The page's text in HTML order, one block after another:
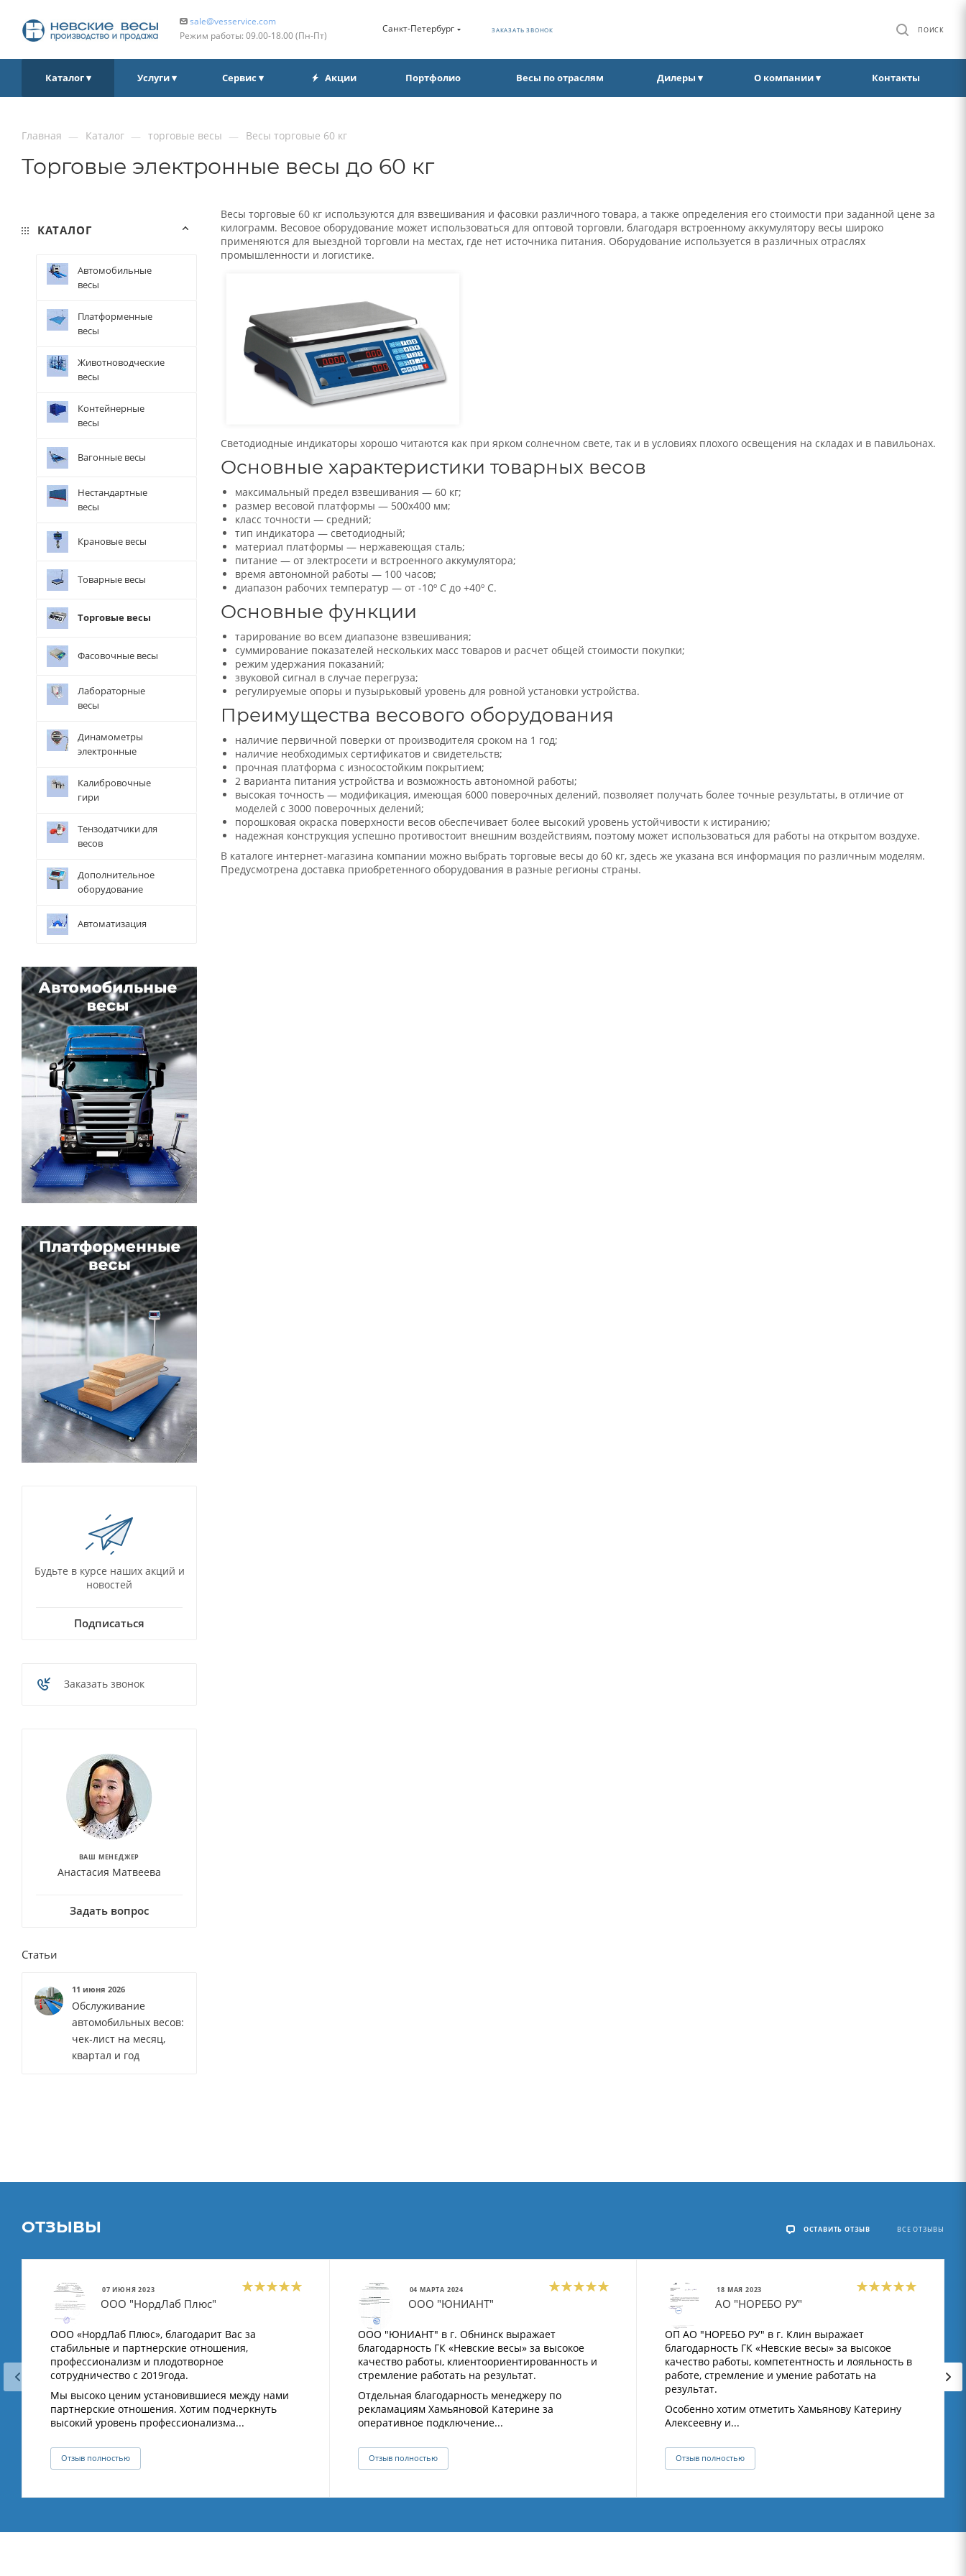
sale@vesservice.com
Режим работы: 09.00‑18.00 (Пн‑Пт)
Санкт-Петербург ЗАКАЗАТЬ ЗВОНОК ПОИСК
Каталог ▾ Услуги ▾ Сервис ▾ Акции Портфолио Весы по отраслям Дилеры ▾ О компании ▾ Контакты
Главная — Каталог — торговые весы — Весы торговые 60 кг
Торговые электронные весы до 60 кг
Весы торговые 60 кг используются для взвешивания и фасовки различного товара, а также определения его стоимости при заданной цене за
килограмм. Весовое оборудование может использоваться для оптовой торговли, благодаря встроенному аккумулятору весы широко
применяются для выездной торговли на местах, где нет источника питания. Оборудование используется в различных отраслях
промышленности и логистике.
Светодиодные индикаторы хорошо читаются как при ярком солнечном свете, так и в условиях плохого освещения на складах и в павильонах.
Основные характеристики товарных весов
максимальный предел взвешивания — 60 кг;
размер весовой платформы — 500х400 мм;
класс точности — средний;
тип индикатора — светодиодный;
материал платформы — нержавеющая сталь;
питание — от электросети и встроенного аккумулятора;
время автономной работы — 100 часов;
диапазон рабочих температур — от -10º С до +40º С.
Основные функции
тарирование во всем диапазоне взвешивания;
суммирование показателей нескольких масс товаров и расчет общей стоимости покупки;
режим удержания показаний;
звуковой сигнал в случае перегруза;
регулируемые опоры и пузырьковый уровень для ровной установки устройства.
Преимущества весового оборудования
наличие первичной поверки от производителя сроком на 1 год;
наличие необходимых сертификатов и свидетельств;
прочная платформа с износостойким покрытием;
2 варианта питания устройства и возможность автономной работы;
высокая точность — модификация, имеющая 6000 поверочных делений, позволяет получать более точные результаты, в отличие от
моделей с 3000 поверочных делений;
порошковая окраска поверхности весов обеспечивает более высокий уровень устойчивости к истиранию;
надежная конструкция успешно противостоит внешним воздействиям, поэтому может использоваться для работы на открытом воздухе.
В каталоге интернет-магазина компании можно выбрать торговые весы до 60 кг, здесь же указана вся информация по различным моделям.
Предусмотрена доставка приобретенного оборудования в разные регионы страны.
КАТАЛОГ
Автомобильные
весы
Платформенные
весы
Животноводческие
весы
Контейнерные
весы
Вагонные весы
Нестандартные
весы
Крановые весы
Товарные весы
Торговые весы
Фасовочные весы
Лабораторные
весы
Динамометры
электронные
Калибровочные
гири
Тензодатчики для
весов
Дополнительное
оборудование
Автоматизация
Будьте в курсе наших акций и
новостей
Подписаться
Заказать звонок
ВАШ МЕНЕДЖЕР
Анастасия Матвеева
Задать вопрос
Статьи
11 июня 2026
Обслуживание
автомобильных весов:
чек‑лист на месяц,
квартал и год
ОТЗЫВЫ ВСЕ ОТЗЫВЫ
ОСТАВИТЬ ОТЗЫВ
07 ИЮНЯ 2023
ООО "НордЛаб Плюс"
ООО «НордЛаб Плюс», благодарит Вас за
стабильные и партнерские отношения,
профессионализм и плодотворное
сотрудничество с 2019года.
Мы высоко ценим установившиеся между нами
партнерские отношения. Хотим подчеркнуть
высокий уровень профессионализма...
Отзыв полностью
04 МАРТА 2024
ООО "ЮНИАНТ"
ООО "ЮНИАНТ" в г. Обнинск выражает
благодарность ГК «Невские весы» за высокое
качество работы, клиентоориентированность и
стремление работать на результат.
Отдельная благодарность менеджеру по
рекламациям Хамьяновой Катерине за
оперативное подключение...
Отзыв полностью
18 МАЯ 2023
АО "НОРЕБО РУ"
ОП АО "НОРЕБО РУ" в г. Клин выражает
благодарность ГК «Невские весы» за высокое
качество работы, компетентность и лояльность в
работе, стремление и умение работать на
результат.
Особенно хотим отметить Хамьянову Катерину
Алексеевну и...
Отзыв полностью